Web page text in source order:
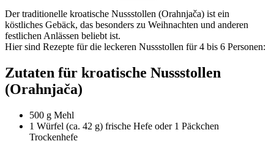
Der traditionelle kroatische Nussstollen (Orahnjača) ist ein
köstliches Gebäck, das besonders zu Weihnachten und anderen
festlichen Anlässen beliebt ist.
Hier sind Rezepte für die leckeren Nussstollen für 4 bis 6 Personen:
Zutaten für kroatische Nussstollen
(Orahnjača)
500 g Mehl
1 Würfel (ca. 42 g) frische Hefe oder 1 Päckchen
Trockenhefe